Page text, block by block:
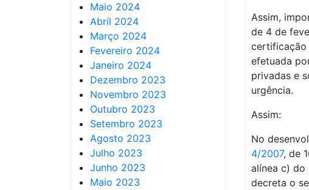
Maio 2024
Abril 2024
Março 2024
Fevereiro 2024
Janeiro 2024
Dezembro 2023
Novembro 2023
Outubro 2023
Setembro 2023
Agosto 2023
Julho 2023
Junho 2023
Maio 2023
Assim,
de 4 de
certificação
efetuada
privadas e
urgência.
Assim:
No
4/2007, de
alínea c) do
decreta o